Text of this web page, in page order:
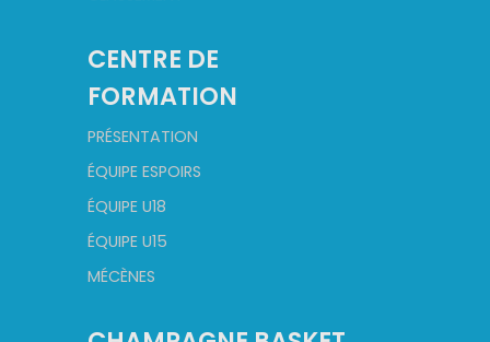
CENTRE DE
FORMATION
PRÉSENTATION
ÉQUIPE ESPOIRS
ÉQUIPE U18
ÉQUIPE U15
MÉCÈNES